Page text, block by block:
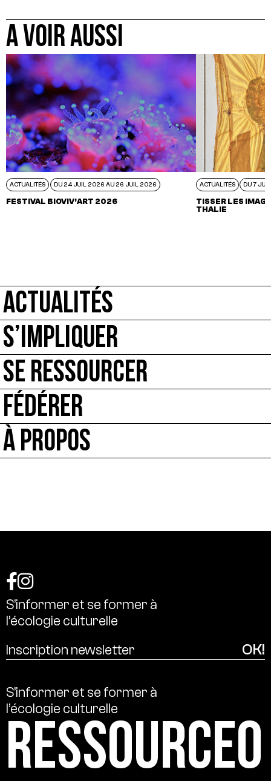
A VOIR AUSSI
ACTUALITÉS DU 24 JUIL 2026 AU 26 JUIL 2026
FESTIVAL BIOVIV’ART 2026
ACTUALITÉS DU 7
TISSER LES
THALIE
ACTUALITÉS
S’IMPLIQUER
SE RESSOURCER
FÉDÉRER
À PROPOS
S’informer et se former à
l’écologie culturelle
S’informer et se former à
l’écologie culturelle
Ressource0